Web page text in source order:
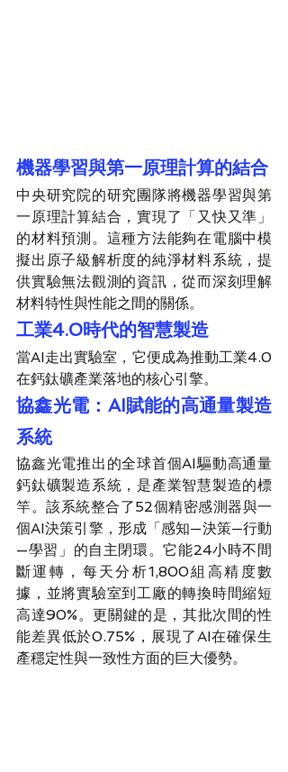
機器學習與第一原理計算的結合
中央研究院的研究團隊將機器學習與第
一原理計算結合，實現了「又快又準」
的材料預測。這種方法能夠在電腦中模
擬出原子級解析度的純淨材料系統，提
供實驗無法觀測的資訊，從而深刻理解
材料特性與性能之間的關係。
工業4.0時代的智慧製造
當AI走出實驗室，它便成為推動工業4.0
在鈣鈦礦產業落地的核心引擎。
協鑫光電：AI賦能的高通量製造
系統
協鑫光電推出的全球首個AI驅動高通量
鈣鈦礦製造系統，是產業智慧製造的標
竿。該系統整合了52個精密感測器與一
個AI決策引擎，形成「感知—決策—行動
—學習」的自主閉環。它能24小時不間
斷運轉，每天分析1,800組高精度數
據，並將實驗室到工廠的轉換時間縮短
高達90%。更關鍵的是，其批次間的性
能差異低於0.75%，展現了AI在確保生
產穩定性與一致性方面的巨大優勢。